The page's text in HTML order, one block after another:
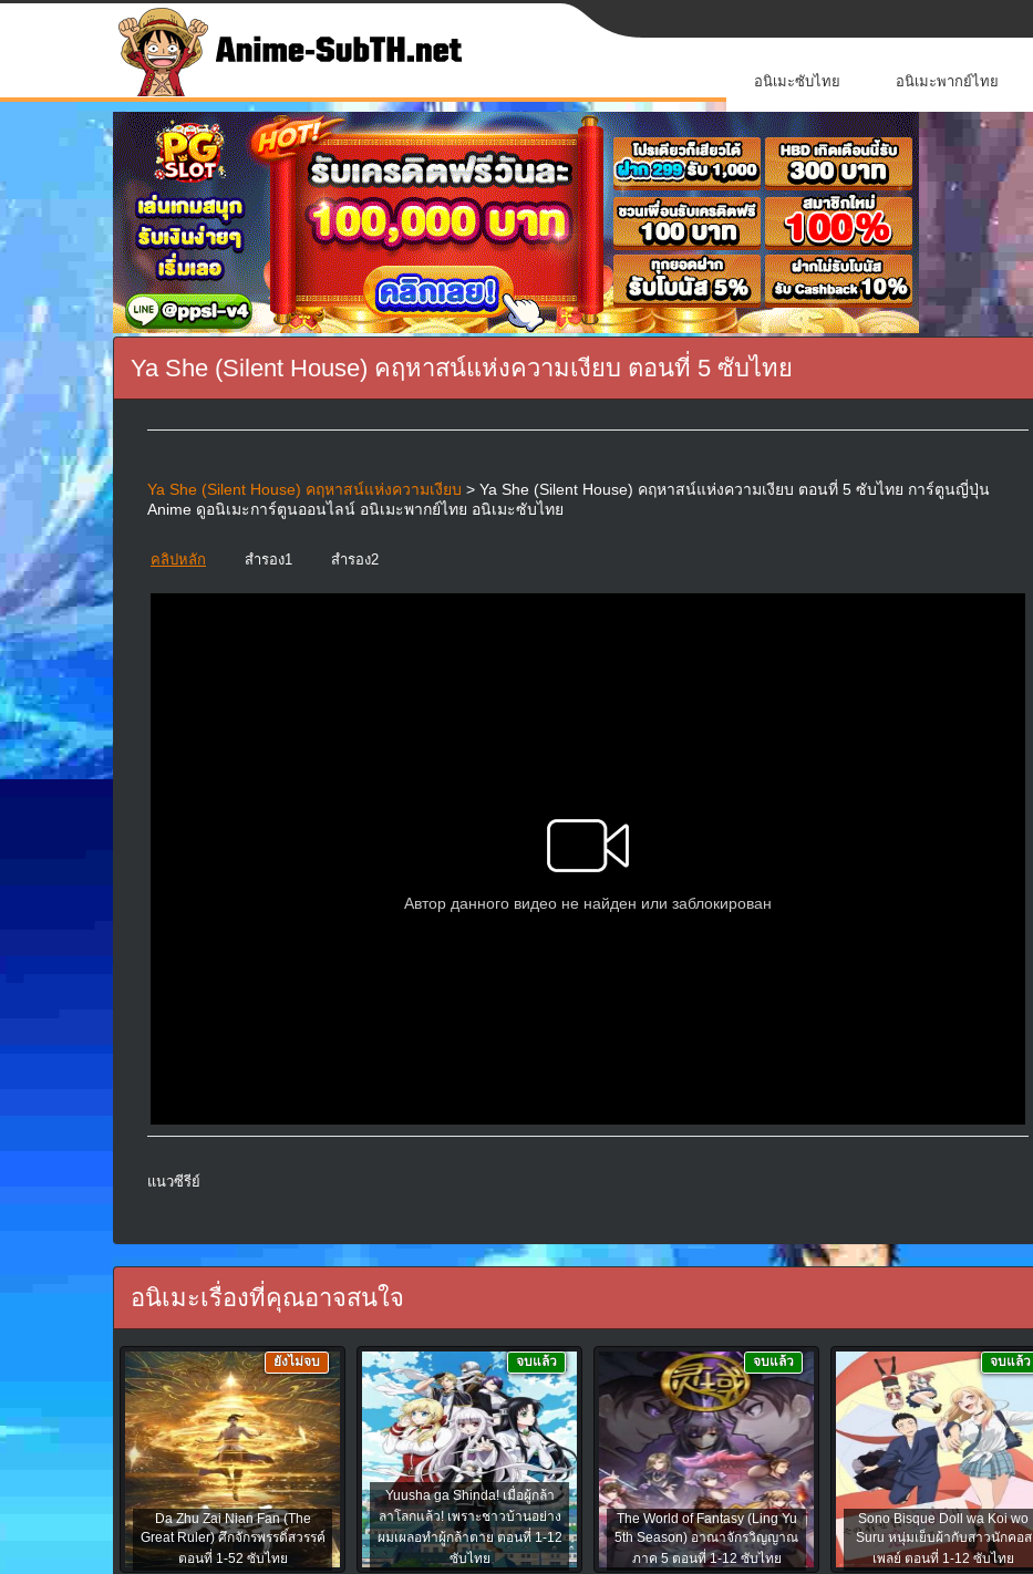
อนิเมะซับไทย อนิเมะพากย์ไทย
Ya She (Silent House) คฤหาสน์แห่งความเงียบ ตอนที่ 5 ซับไทย
Ya She (Silent House) คฤหาสน์แห่งความเงียบ > Ya She (Silent House) คฤหาสน์แห่งความเงียบ ตอนที่ 5 ซับไทย การ์ตูนญี่ปุ่น
Anime ดูอนิเมะการ์ตูนออนไลน์ อนิเมะพากย์ไทย อนิเมะซับไทย
คลิปหลัก สำรอง1 สำรอง2
แนวซีรีย์
อนิเมะเรื่องที่คุณอาจสนใจ
Da Zhu Zai Nian Fan (The
Great Ruler) ศึกจักรพรรดิ์สวรรค์
ตอนที่ 1-52 ซับไทย
ยังไม่จบ
Yuusha ga Shinda! เมื่อผู้กล้า
ลาโลกแล้ว! เพราะชาวบ้านอย่าง
ผมเผลอทำผู้กล้าตาย ตอนที่ 1-12
ซับไทย
จบแล้ว
The World of Fantasy (Ling Yu
5th Season) อาณาจักรวิญญาณ
ภาค 5 ตอนที่ 1-12 ซับไทย
จบแล้ว
Sono Bisque Doll wa Koi wo
Suru หนุ่มเย็บผ้ากับสาวนักคอส
เพลย์ ตอนที่ 1-12 ซับไทย
จบแล้ว